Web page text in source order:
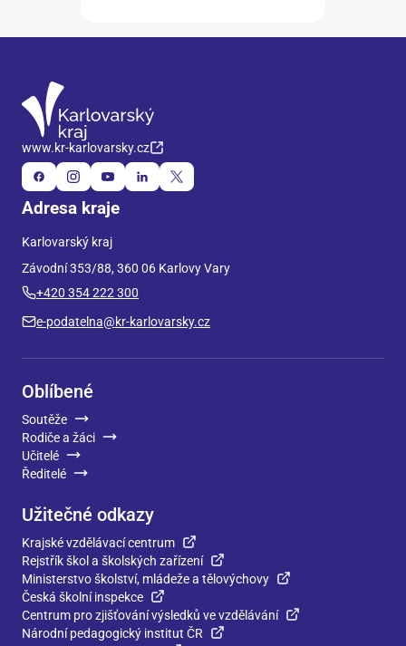
www.kr-karlovarsky.cz
Adresa kraje
Karlovarský kraj
Závodní 353/88, 360 06 Karlovy Vary
+420 354 222 300
e-podatelna@kr-karlovarsky.cz
Oblíbené
Soutěže
Rodiče a žáci
Učitelé
Ředitelé
Užitečné odkazy
Krajské vzdělávací centrum
Rejstřík škol a školských zařízení
Ministerstvo školství, mládeže a tělovýchovy
Česká školní inspekce
Centrum pro zjišťování výsledků ve vzdělávání
Národní pedagogický institut ČR